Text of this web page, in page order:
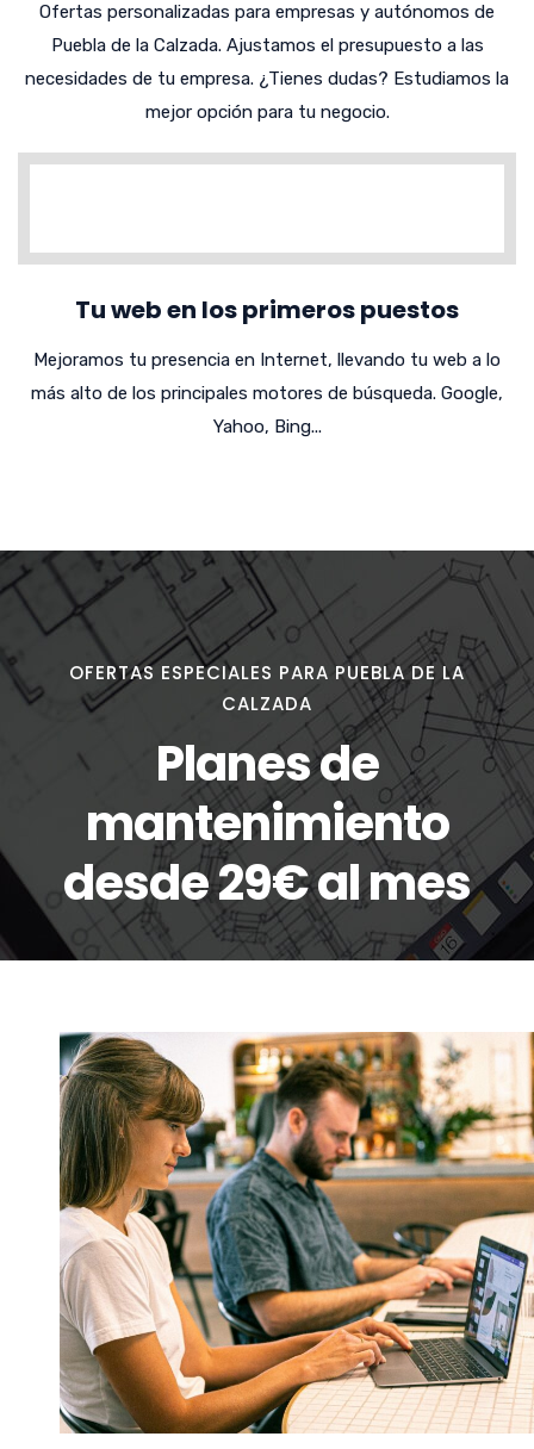
Ofertas personalizadas para empresas y autónomos de
Puebla de la Calzada. Ajustamos el presupuesto a las
necesidades de tu empresa. ¿Tienes dudas? Estudiamos la
mejor opción para tu negocio.
Tu web en los primeros puestos
Mejoramos tu presencia en Internet, llevando tu web a lo
más alto de los principales motores de búsqueda. Google,
Yahoo, Bing...
OFERTAS ESPECIALES PARA PUEBLA DE LA
CALZADA
Planes de
mantenimiento
desde 29€ al mes